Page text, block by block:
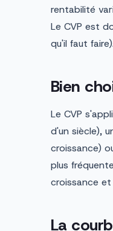
rentabilité
Le CVP est
qu'il faut
Bien
Le CVP
d'un siècle),
croissance)
plus
croissance et
La